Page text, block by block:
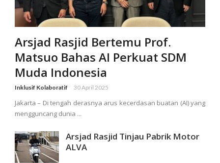
Arsjad Rasjid Bertemu Prof.
Matsuo Bahas AI Perkuat SDM
Muda Indonesia
Inklusif Kolaboratif 30 April 2025
Jakarta – Di tengah derasnya arus kecerdasan buatan (AI) yang
mengguncang dunia ...
Arsjad Rasjid Tinjau Pabrik Motor
ALVA